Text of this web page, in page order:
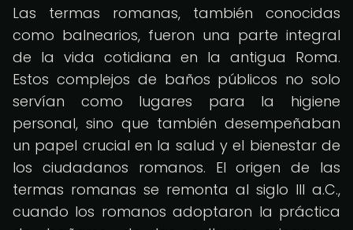
Las termas romanas, también conocidas
como balnearios, fueron una parte integral
de la vida cotidiana en la antigua Roma.
Estos complejos de baños públicos no solo
servían como lugares para la higiene
personal, sino que también desempeñaban
un papel crucial en la salud y el bienestar de
los ciudadanos romanos. El origen de las
termas romanas se remonta al siglo III a.C.,
cuando los romanos adoptaron la práctica